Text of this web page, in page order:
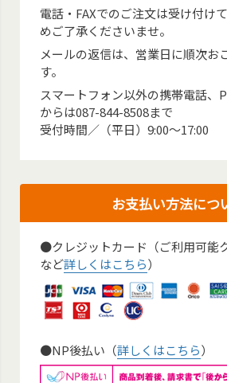
電話・FAXでのご注文は受け付け
めご了承くださいませ。
メールの返信は、営業日に順次お
す。
スマートフォン以外の携帯電話、
からは087-844-8508まで
受付時間／（平日）9:00～17:00
お支払い方法につ
●クレジットカード（ご利用可能
など詳しくはこちら）
●NP後払い（詳しくはこちら）